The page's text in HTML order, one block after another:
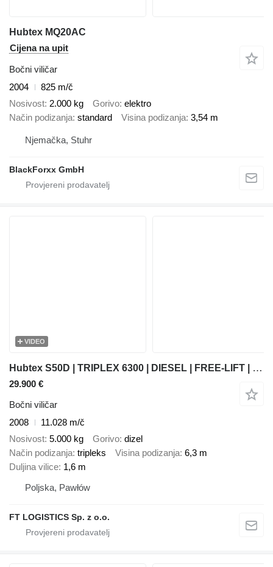
Hubtex MQ20AC
Cijena na upit
Bočni viličar
2004
825 m/č
Nosivost 2.000 kg Gorivo elektro
Način podizanja standard Visina podizanja 3,54 m
Njemačka, Stuhr
BlackForxx GmbH
VIDEO
Hubtex S50D | TRIPLEX 6300 | DIESEL | FREE-LIFT | PLATFORM 1600MM | HEI
29.900 €
Bočni viličar
2008
11.028 m/č
Nosivost 5.000 kg Gorivo dizel
Način podizanja tripleks Visina podizanja 6,3 m
Duljina vilice 1,6 m
Poljska, Pawłów
FT LOGISTICS Sp. z o.o.